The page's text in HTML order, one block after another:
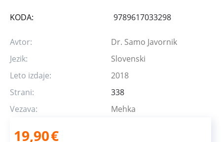
KODA: 9789617033298
Avtor:
Dr. Samo Javornik
Jezik:
Slovenski
Leto izdaje:
2018
Strani:
338
Vezava:
Mehka
19,90€